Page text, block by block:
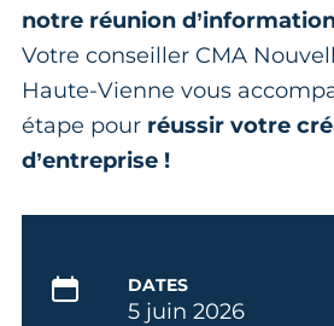
notre réunion
Votre conseiller CMA
Haute-Vienne vous
étape pour réussir votre
d’entreprise !
DATES
5 juin 2026